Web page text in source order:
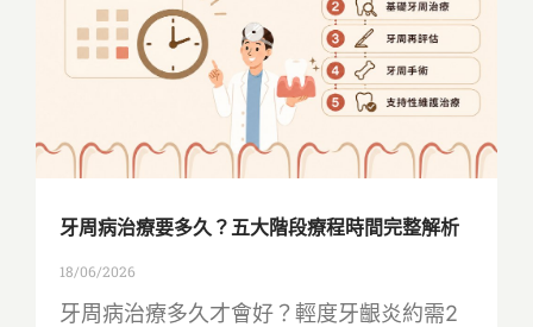
牙周病治療要多久？五大階段療程時間完整解析
18/06/2026
牙周病治療多久才會好？輕度牙齦炎約需2